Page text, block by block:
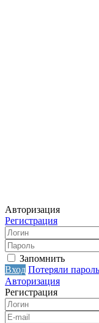
Авторизация
Регистрация
Запомнить
Вход Потеряли
Авторизация
Регистрация